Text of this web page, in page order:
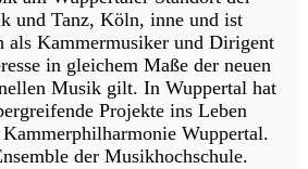
und Tanz, Köln, inne und ist
als Kammermusiker und Dirigent
in gleichem Maße der neuen
Musik gilt. In Wuppertal hat
Projekte ins Leben
Wuppertal.
der Musikhochschule.